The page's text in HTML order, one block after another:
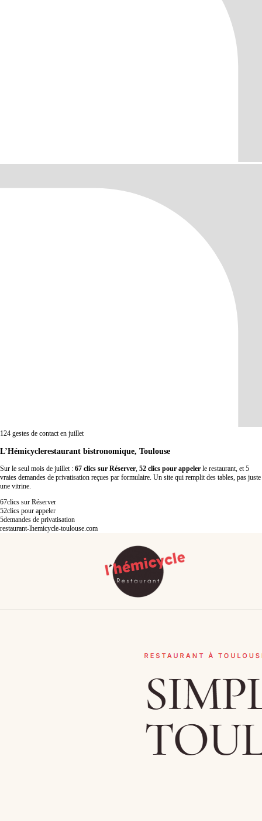
124 gestes de contact en juillet
L’Hémicyclerestaurant bistronomique, Toulouse
Sur le seul mois de juillet : 67 clics sur Réserver 52 clics pour appeler le restaurant, et 5
vraies demandes de privatisation reçues par formulaire. Un site qui remplit des tables, pas juste
une vitrine.
67clics sur Réserver
52clics pour appeler
5demandes de privatisation
restaurant-lhemicycle-toulouse.com